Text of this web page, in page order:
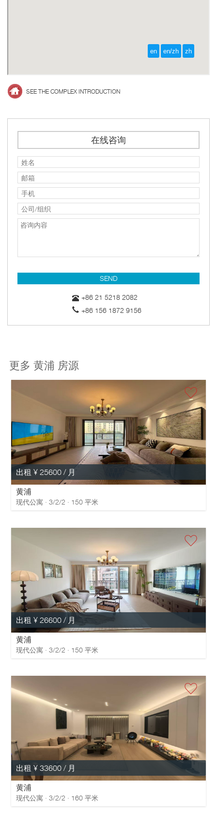
SEE THE COMPLEX INTRODUCTION
在线咨询
+86 21 5218 2082
+86 156 1872 9156
更多 黄浦 房源
出租 ¥ 25600 / 月
黄浦
现代公寓 · 3/2/2 · 150 平米
出租 ¥ 26600 / 月
黄浦
现代公寓 · 3/2/2 · 150 平米
出租 ¥ 33600 / 月
黄浦
现代公寓 · 3/2/2 · 160 平米